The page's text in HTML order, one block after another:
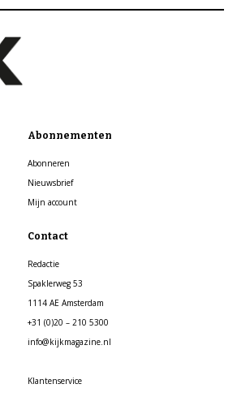
Abonnementen
Abonneren
Nieuwsbrief
Mijn account
Contact
Redactie
Spaklerweg 53
1114 AE Amsterdam
+31 (0)20 – 210 5300
info@kijkmagazine.nl
Klantenservice